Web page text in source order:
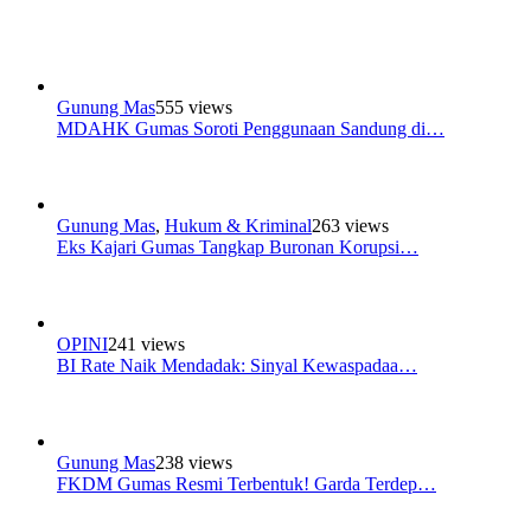
Gunung Mas555 views
MDAHK Gumas Soroti Penggunaan Sandung di…
Gunung Mas, Hukum & Kriminal263 views
Eks Kajari Gumas Tangkap Buronan Korupsi…
OPINI241 views
BI Rate Naik Mendadak: Sinyal Kewaspadaa…
Gunung Mas238 views
FKDM Gumas Resmi Terbentuk! Garda Terdep…